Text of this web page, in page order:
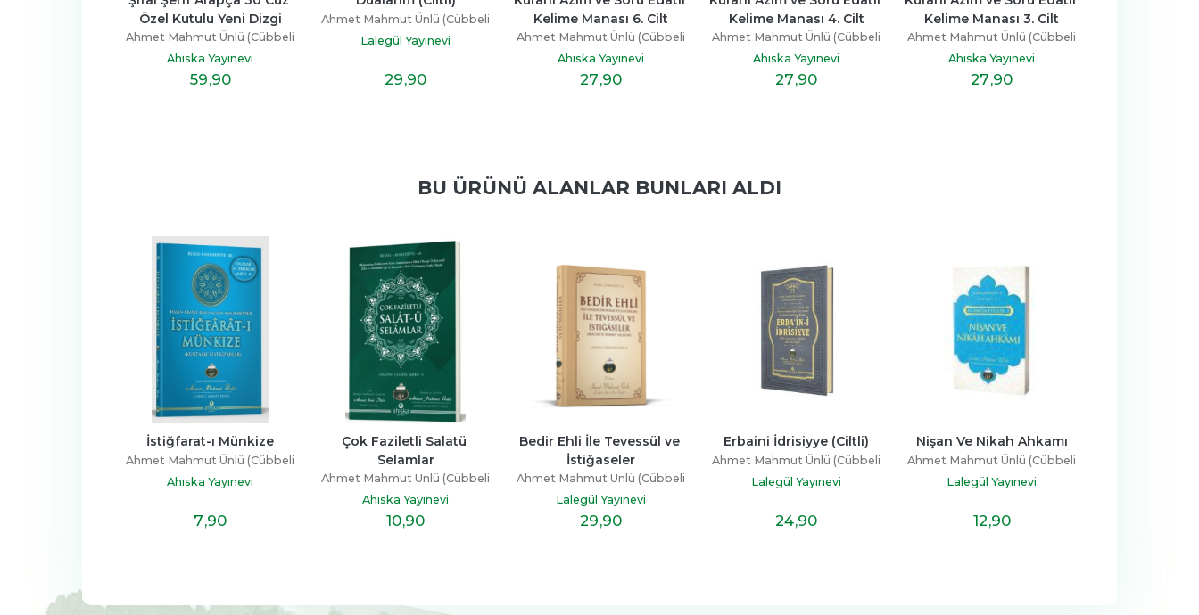
Ahmet Mahmut Ünlü (Cübbeli
Hoca)
Lalegül Yayınevi
29,90
Kelime Manası 6. Cilt
Ahmet Mahmut Ünlü (Cübbeli
27,90
Kelime Manası 4. Cilt
Ahmet Mahmut Ünlü (Cübbeli
Hoca)
Ahıska Yayınevi
27,90
Kelime Manası 3. Cilt
Ahmet Mahmut Ünlü (Cübbeli
Hoca)
Ahıska Yayınevi
27,90
Kelime Manası 2. Cilt
Ahmet Mahmut Ünlü (Cübbeli
Hoca)
Ahıska Yayınevi
27,90
BU ÜRÜNÜ ALANLAR BUNLARI ALDI
Çok Faziletli Salatü
Selamlar
Ahmet Mahmut Ünlü (Cübbeli
10,90
Bedir Ehli İle Tevessül ve
İstiğaseler
Ahmet Mahmut Ünlü (Cübbeli
Hoca)
Lalegül Yayınevi
29,90
Erbaini İdrisiyye (Ciltli)
Ahmet Mahmut Ünlü (Cübbeli
Hoca)
Lalegül Yayınevi
24,90
Nişan Ve Nikah Ahkamı
Ahmet Mahmut Ünlü (Cübbeli
Hoca)
Lalegül Yayınevi
12,90
İstiğfar Risâlesi
Ahmet Mahmut Ünlü (Cübbeli
Hoca)
Lalegül Yayınevi
13,90